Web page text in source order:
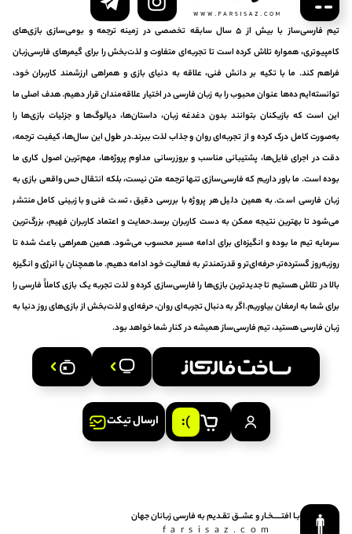
تیم فارسی‌ساز با بیش از ۵ سال سابقه تخصصی در زمینه ترجمه و بومی‌سازی بازی‌های
کامپیوتری، همواره تلاش کرده است تا تجربه‌ای متفاوت و لذت‌بخش را برای گیمرهای فارسی‌زبان
فراهم کند. ما با تکیه بر دانش فنی، علاقه به دنیای بازی و همراهی ارزشمند کاربران خود،
توانسته‌ایم ده‌ها عنوان محبوب را به زبان فارسی در اختیار علاقه‌مندان قرار دهیم. هدف اصلی ما
این است که بازیکنان بتوانند بدون دغدغه زبان، داستان‌ها، دیالوگ‌ها و جزئیات بازی‌ها را
به‌صورت کامل درک کرده و از تجربه‌ای روان و جذاب لذت ببرند.در طول این سال‌ها، کیفیت ترجمه،
دقت در اجرای فایل‌ها، پشتیبانی مناسب و بروزرسانی مداوم پروژه‌ها، مهم‌ترین اصول کاری ما
بوده است. ما باور داریم که فارسی‌سازی تنها ترجمه متن نیست، بلکه انتقال حس واقعی بازی به
زبان فارسی است. به همین دلیل هر پروژه با بررسی دقیق، تست فنی و بازبینی کامل منتشر
می‌شود تا بهترین نتیجه ممکن به دست کاربران برسد.حمایت و اعتماد کاربران فهیم، بزرگ‌ترین
سرمایه تیم ما بوده و انگیزه‌ای برای ادامه مسیر محسوب می‌شود. همین همراهی باعث شده تا
روزبه‌روز گسترده‌تر، حرفه‌ای‌تر و قدرتمندتر به فعالیت خود ادامه دهیم. ما همچنان با انرژی و انگیزه
بالا در تلاش هستیم تا جدیدترین بازی‌ها را فارسی‌سازی کرده و لذت تجربه یک بازی کاملاً فارسی را
برای شما به ارمغان بیاوریم.اگر به دنبال تجربه‌ای روان، حرفه‌ای و لذت‌بخش از بازی‌های روز دنیا به
زبان فارسی هستید، تیم فارسی‌ساز همیشه در کنار شما خواهد بود.
ارسال تیکت
بـا افتـــــخـار و عشــق‌ تقـدیم‌ به‌ فارسی‌ زبانان‌ جهان
farsisaz.com